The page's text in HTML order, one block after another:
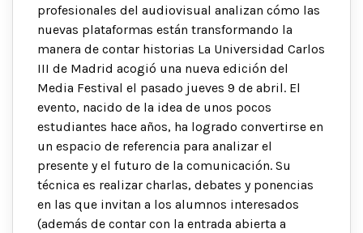
profesionales del audiovisual analizan cómo las
nuevas plataformas están transformando la
manera de contar historias La Universidad Carlos
III de Madrid acogió una nueva edición del
Media Festival el pasado jueves 9 de abril. El
evento, nacido de la idea de unos pocos
estudiantes hace años, ha logrado convertirse en
un espacio de referencia para analizar el
presente y el futuro de la comunicación. Su
técnica es realizar charlas, debates y ponencias
en las que invitan a los alumnos interesados
(además de contar con la entrada abierta a